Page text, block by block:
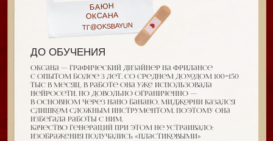
нейросети, но довольно ограниченно —
в основном через Нано Банано. Миджорни казался
слишком сложным инструментом, поэтому она
избегала работы с ним.
Качество генераций при этом не устраивало:
изображения получались «пластиковыми»
и не давали нужного уровня реализма. Главной
целью обучения было освоить Миджорни
и научиться создавать более реалистичный
с нейросетями был скорее поверхностным.
Оксана отмечает, что была удивлена, ведь
ей понадобилось всего несколько вечеров
(по 2−3 часа), чтобы начать уверенно работать
в миджорни после уроков Клуба. В какой-то
момент изменилось и само отношение
к нейросетям: из вспомогательного
инструмента они превратились для неё
в полноценную среду для творчества. Это
напрямую повлияло на качество генераций
и подход к созданию визуала.
НА ОБУЧЕНИИ